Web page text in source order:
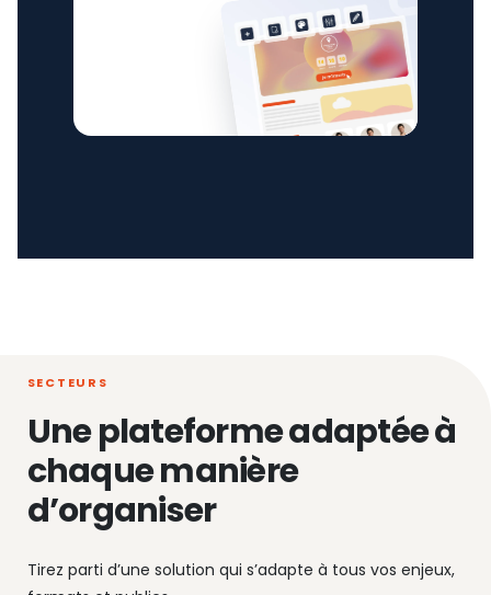
SECTEURS
Une plateforme adaptée à
chaque manière
d’organiser
Tirez parti d’une solution qui s’adapte à tous vos enjeux,